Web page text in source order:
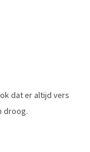
dat er altijd vers
droog.